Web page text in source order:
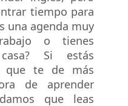
tiempo para
una agenda muy
o tienes
Si estás
que te de más
de aprender
que leas